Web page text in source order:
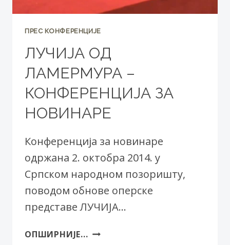
ПРЕС КОНФЕРЕНЦИЈЕ
ЛУЧИЈА ОД
ЛАМЕРМУРА –
КОНФЕРЕНЦИЈА ЗА
НОВИНАРЕ
Конференцијa за новинаре
одржана 2. октобра 2014. у
Српском народном позоришту,
поводом обнове оперске
представе ЛУЧИЈА…
ОПШИРНИЈЕ... ЛУЧИЈА